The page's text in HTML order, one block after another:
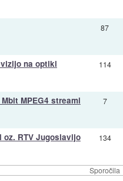
Sporočila
87
na optiki 114
MPEG4 streami 7
oz. RTV Jugoslavijo 134